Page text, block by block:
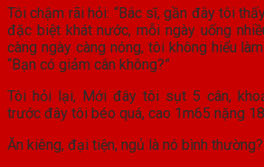
Tôi chậm rãi hỏi: “Bác sĩ, gần đây tôi
đặc biệt khát nước, mỗi ngày uống
càng ngày càng nóng, tôi không hiểu
“Bạn có giảm cân không?”
Tôi hỏi lại, Mới đây tôi sụt 5 cân,
trước đây tôi béo quá, cao 1m65 nặng
Ăn kiêng, đại tiện, ngủ là nó bình thường?